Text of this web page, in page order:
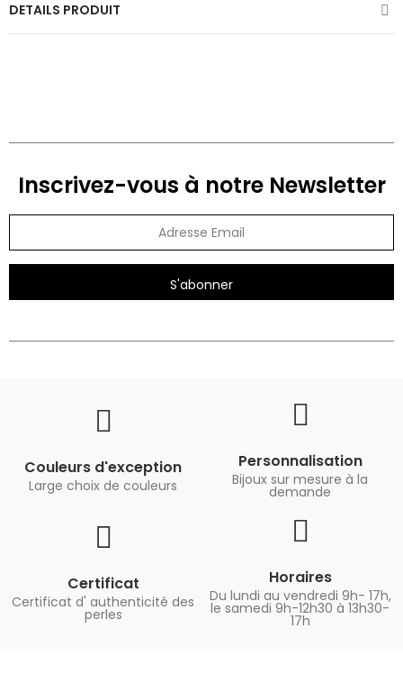
DETAILS PRODUIT
Inscrivez-vous à notre Newsletter
S'abonner
Couleurs d'exception
Large choix de couleurs
Personnalisation
Bijoux sur mesure à la
demande
Certificat
Certificat d' authenticité des
perles
Horaires
Du lundi au vendredi 9h- 17h,
le samedi 9h-12h30 à 13h30-
17h